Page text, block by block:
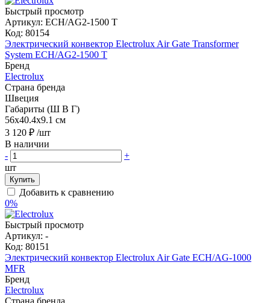
Быстрый просмотр
Артикул: ECH/AG2-1500 T
Код: 80154
Электрический конвектор Electrolux Air Gate Transformer
System ECH/AG2-1500 T
Бренд
Electrolux
Страна бренда
Швеция
Габариты (Ш В Г)
56x40.4x9.1 см
3 120 ₽ /шт
В наличии
-
+
шт
Купить
Добавить к сравнению
0%
Быстрый просмотр
Артикул: -
Код: 80151
Электрический конвектор Electrolux Air Gate ECH/AG-1000
MFR
Бренд
Electrolux
Страна бренда